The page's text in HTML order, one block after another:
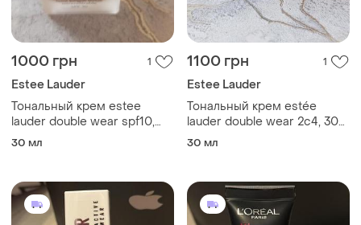
1000 грн 1
Estee Lauder
Тональный крем estee
lauder double wear spf10,
оттенок 3c2, новый
30 мл
1100 грн 1
Estee Lauder
Тональный крем estée
lauder double wear 2c4, 30
мл
30 мл